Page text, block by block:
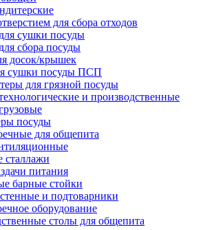
для сбора отходов
сушки посуды
сбора посуды
досок/крышек
сушки посуды ПСП
для грязной посуды
и производственные
посуды
для общепита
сталлажи
питания
барные стойки
и подтоварники
оборудование
столы для общепита